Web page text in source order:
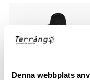
Denna webbplats